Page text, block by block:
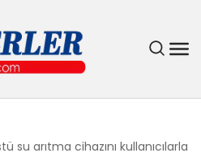
su arıtma cihazını kullanıcılarla